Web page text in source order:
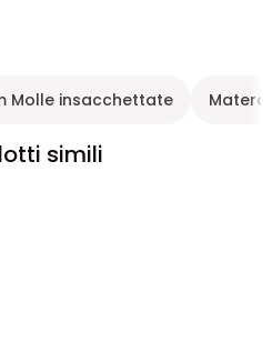
Molle insacchettate
simili